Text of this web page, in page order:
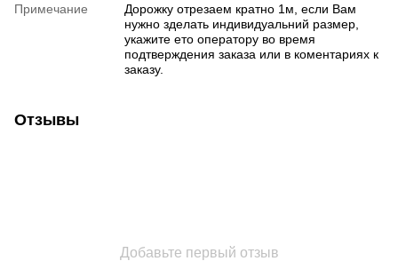
Примечание
Дорожку отрезаем кратно 1м, если Вам
нужно зделать индивидуальний размер,
укажите ето оператору во время
подтверждения заказа или в коментариях к
заказу.
Отзывы
Добавьте первый отзыв